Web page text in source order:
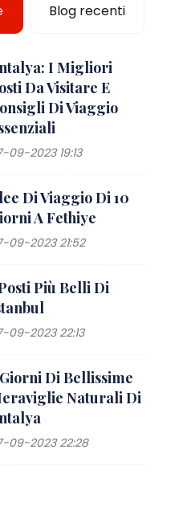
Blog recenti
I Migliori
Da Visitare E
Di Viaggio
09-2023 19:13
Di Viaggio Di 10
A Fethiye
09-2023 21:52
Più Belli Di
09-2023 22:13
Di Bellissime
Naturali Di
09-2023 22:28